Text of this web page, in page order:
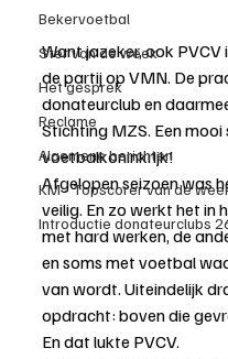
Bekervoetbal
Ster van de week
Het gesprek
Reclame
Algemene berichten
KM - Topscorer van de
Introductie donateurclubs
Want jazeker, ook
de partij op VMN. De
donateurclub en
Stichting MZS. Een
voetbalkoninkrijk!
Afgelopen seizoen was
veilig. En zo werkt het in
met hard werken, de
en soms met voetbal
van wordt. Uiteindelijk
opdracht: boven die
En dat lukte PVCV.